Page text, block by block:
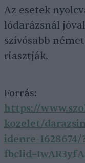
Az esetek
lódarázsnál
szívósabb
riasztják.
Forrás:
https://
kozelet/
idenre-1628674/